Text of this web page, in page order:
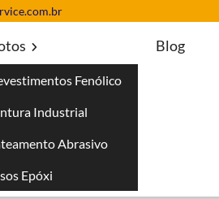
Fenólico
Industrial
Abrasivo
Epóxi
Blog
Solicite um Orçamento
constantemente em